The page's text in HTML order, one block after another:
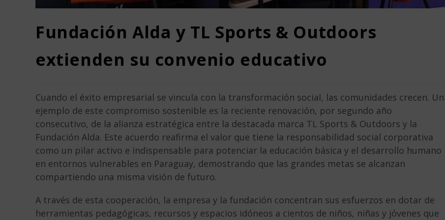
Fundación Alda y TL Sports & Outdoors
extienden su convenio educativo
Cuando el éxito empresarial se vincula con la transformación social, las comunidades crecen. Un
ejemplo de este compromiso sostenible es la reciente renovación, por segundo año
consecutivo, de la alianza estratégica entre la destacada marca TL Sports & Outdoors y la
Fundación Alda. Este acuerdo reafirma el valor que tiene la responsabilidad social corporativa
como un pilar activo e indispensable para potenciar la educación básica y el desarrollo humano
en entornos vulnerables en Paraguay, demostrando que las grandes metas se alcanzan
compartiendo una misma visión de futuro.
A través de esta cooperación, la empresa y la fundación concentran sus esfuerzos en dotar de
herramientas pedagógicas, recursos y espacios idóneos a cientos de niños, niñas y jóvenes que